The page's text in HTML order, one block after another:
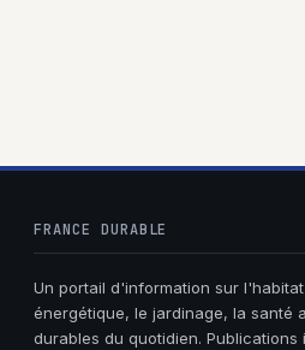
FRANCE DURABLE
Un portail d'information sur
énergétique, le jardinage, la santé
durables du quotidien.